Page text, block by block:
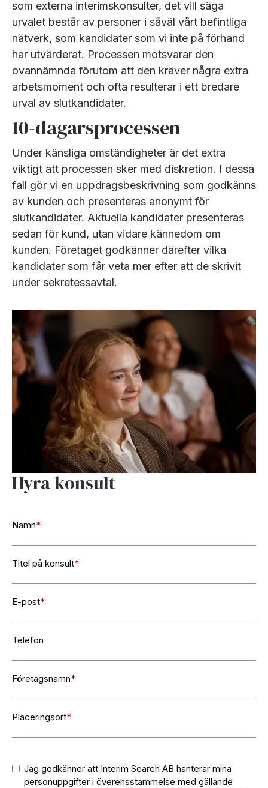
som externa interimskonsulter, det vill säga
urvalet består av personer i såväl vårt befintliga
nätverk, som kandidater som vi inte på förhand
har utvärderat. Processen motsvarar den
ovannämnda förutom att den kräver några extra
arbetsmoment och ofta resulterar i ett bredare
urval av slutkandidater.
10-dagarsprocessen
Under känsliga omständigheter är det extra
viktigt att processen sker med diskretion. I dessa
fall gör vi en uppdragsbeskrivning som godkänns
av kunden och presenteras anonymt för
slutkandidater. Aktuella kandidater presenteras
sedan för kund, utan vidare kännedom om
kunden. Företaget godkänner därefter vilka
kandidater som får veta mer efter att de skrivit
under sekretessavtal.
Hyra konsult
Namn*
Titel på konsult*
E-post*
Telefon
Företagsnamn*
Placeringsort*
Consent
Jag godkänner att Interim Search AB hanterar mina
personuppgifter i överensstämmelse med gällande